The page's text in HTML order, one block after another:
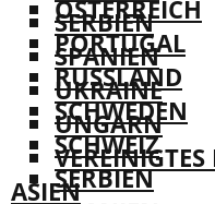
SERBIEN
SPANIEN
UKRAINE
UNGARN
ASIEN
ÖSTERREICH
PORTUGAL
RUSSLAND
SCHWEDEN
SCHWEIZ
SERBIEN